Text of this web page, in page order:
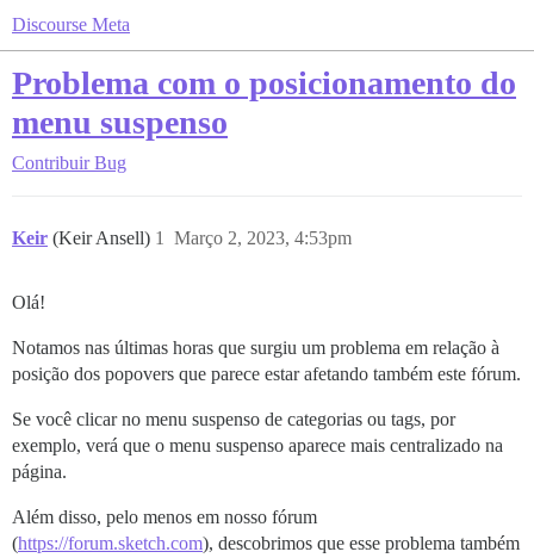
Discourse Meta
Problema com o posicionamento do
menu suspenso
Contribuir Bug
Keir (Keir Ansell) Março 2, 2023, 4:53pm
1
Olá!
Notamos nas últimas horas que surgiu um problema em relação à
posição dos popovers que parece estar afetando também este fórum.
Se você clicar no menu suspenso de categorias ou tags, por
exemplo, verá que o menu suspenso aparece mais centralizado na
página.
Além disso, pelo menos em nosso fórum
(https://forum.sketch.com), descobrimos que esse problema também